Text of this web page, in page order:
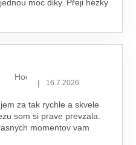
moc diky. Přeji hezký
Hodnocení obchodu je 5 z 5
| 16.7.2026
za tak rychle a skvele
som si prave prevzala.
momentov vam